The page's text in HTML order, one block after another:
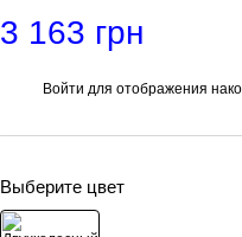
3 163 грн
Войти для отображения
Выберите цвет